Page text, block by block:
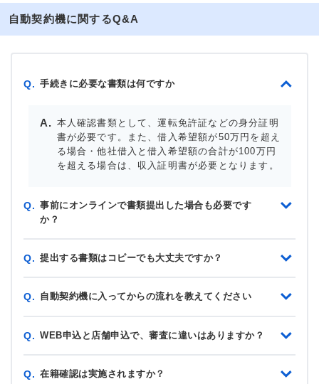
自動契約機に関するQ&A
Q. 手続きに必要な書類は何ですか
本人確認書類として、運転免許証などの身分証明
書が必要です。また、借入希望額が50万円を超え
る場合・他社借入と借入希望額の合計が100万円
を超える場合は、収入証明書が必要となります。
Q. 事前にオンラインで書類提出した場合も必要です
か？
Q. 提出する書類はコピーでも大丈夫ですか？
Q. 自動契約機に入ってからの流れを教えてください
Q. WEB申込と店舗申込で、審査に違いはありますか？
Q. 在籍確認は実施されますか？